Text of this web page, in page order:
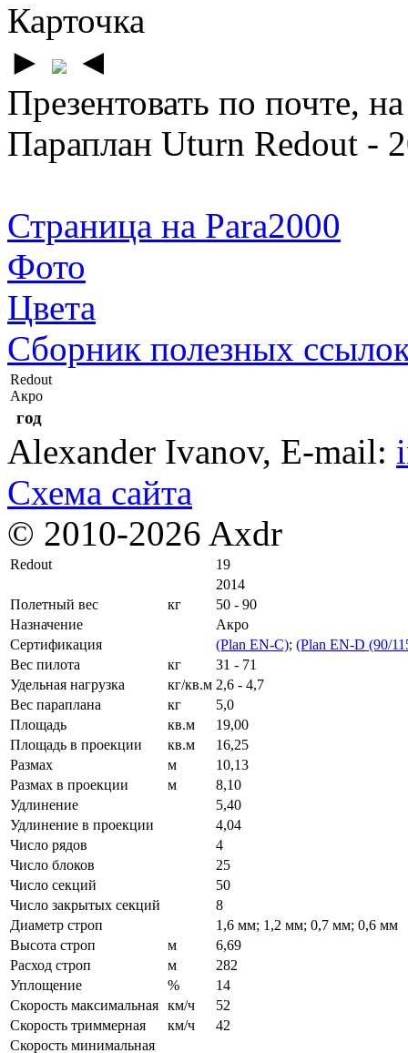
Карточка
►
◄
Презентовать по почте,
Параплан Uturn Redout -
Страница на Para2000
Фото
Цвета
Сборник полезных
Redout
Акро
год
Alexander Ivanov, E-mail:
Схема сайта
© 2010-2026 Axdr
Redout
19
2014
Полетный вес
кг
50 - 90
Назначение
Акро
Сертификация
(Plan EN-C); (Plan EN-D (90/
Вес пилота
кг
31 - 71
Удельная нагрузка
кг/кв.м 2,6 - 4,7
Вес параплана
кг
5,0
Площадь
кв.м
19,00
Площадь в проекции
кв.м
16,25
Размах
м
10,13
Размах в проекции
м
8,10
Удлинение
5,40
Удлинение в проекции
4,04
Число рядов
4
Число блоков
25
Число секций
50
Число закрытых секций
8
Диаметр строп
1,6 мм; 1,2 мм; 0,7 мм; 0,6 мм
Высота строп
м
6,69
Расход строп
м
282
Уплощение
%
14
Скорость максимальная км/ч
52
Скорость триммерная
км/ч
42
Скорость минимальная